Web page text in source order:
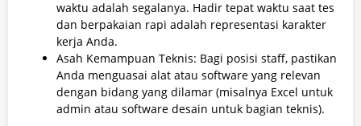
waktu adalah segalanya. Hadir tepat waktu saat tes
dan berpakaian rapi adalah representasi karakter
kerja Anda.
Asah Kemampuan Teknis: Bagi posisi staff, pastikan
Anda menguasai alat atau software yang relevan
dengan bidang yang dilamar (misalnya Excel untuk
admin atau software desain untuk bagian teknis).